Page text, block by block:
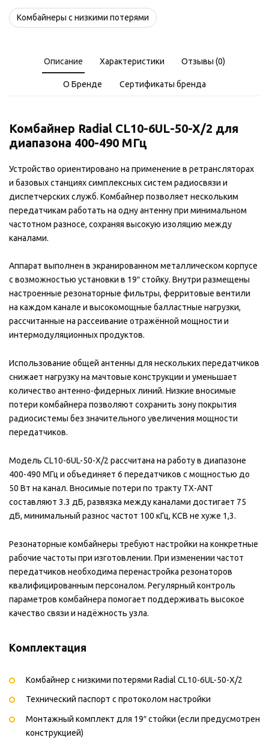
Комбайнеры с низкими потерями
Описание Характеристики Отзывы (0)
О Бренде Сертификаты бренда
Комбайнер Radial CL10-6UL-50-X/2 для
диапазона 400-490 МГц
Устройство ориентировано на применение в ретрансляторах
и базовых станциях симплексных систем радиосвязи и
диспетчерских служб. Комбайнер позволяет нескольким
передатчикам работать на одну антенну при минимальном
частотном разносе, сохраняя высокую изоляцию между
каналами.
Аппарат выполнен в экранированном металлическом корпусе
с возможностью установки в 19″ стойку. Внутри размещены
настроенные резонаторные фильтры, ферритовые вентили
на каждом канале и высокомощные балластные нагрузки,
рассчитанные на рассеивание отражённой мощности и
интермодуляционных продуктов.
Использование общей антенны для нескольких передатчиков
снижает нагрузку на мачтовые конструкции и уменьшает
количество антенно-фидерных линий. Низкие вносимые
потери комбайнера позволяют сохранить зону покрытия
радиосистемы без значительного увеличения мощности
передатчиков.
Модель CL10-6UL-50-X/2 рассчитана на работу в диапазоне
400-490 МГц и объединяет 6 передатчиков с мощностью до
50 Вт на канал. Вносимые потери по тракту TX-ANT
составляют 3.3 дБ, развязка между каналами достигает 75
дБ, минимальный разнос частот 100 кГц, КСВ не хуже 1,3.
Резонаторные комбайнеры требуют настройки на конкретные
рабочие частоты при изготовлении. При изменении частот
передатчиков необходима перенастройка резонаторов
квалифицированным персоналом. Регулярный контроль
параметров комбайнера помогает поддерживать высокое
качество связи и надёжность узла.
Комплектация
Комбайнер с низкими потерями Radial CL10-6UL-50-X/2
Технический паспорт с протоколом настройки
Монтажный комплект для 19″ стойки (если предусмотрен
конструкцией)